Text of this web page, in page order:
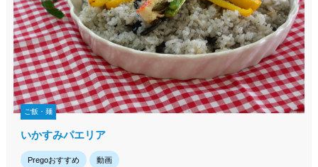
ご飯・麺
いかすみパエリア
Pregoおすすめ 動画